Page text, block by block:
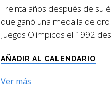
Treinta años después de su
que ganó una medalla de
Juegos Olímpicos el 1992
AÑADIR AL CALENDARIO
Ver más